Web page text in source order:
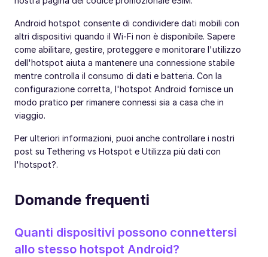
Android hotspot consente di condividere dati mobili con
altri dispositivi quando il Wi-Fi non è disponibile. Sapere
come abilitare, gestire, proteggere e monitorare l'utilizzo
dell'hotspot aiuta a mantenere una connessione stabile
mentre controlla il consumo di dati e batteria. Con la
configurazione corretta, l'hotspot Android fornisce un
modo pratico per rimanere connessi sia a casa che in
viaggio.
Per ulteriori informazioni, puoi anche controllare i nostri
post su Tethering vs Hotspot e Utilizza più dati con
l'hotspot?.
Domande frequenti
Quanti dispositivi possono connettersi
allo stesso hotspot Android?